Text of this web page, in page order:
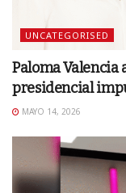
UNCATEGORISED
Paloma Valencia
presidencial
MAYO 14, 2026